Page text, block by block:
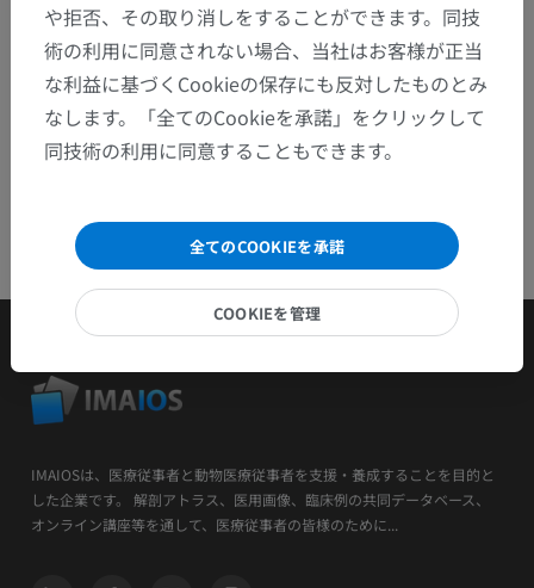
アプリを入手
IMAIOSは、医療従事者と動物医療従事者を支援・養成することを目的と
した企業です。 解剖アトラス、医用画像、臨床例の共同データベース、
オンライン講座等を通して、医療従事者の皆様のために...
や拒否、その取り消しをすることができます。同技
術の利用に同意されない場合、当社はお客様が正当
な利益に基づくCookieの保存にも反対したものとみ
なします。「全てのCookieを承諾」をクリックして
同技術の利用に同意することもできます。
全てのCOOKIEを承諾
COOKIEを管理